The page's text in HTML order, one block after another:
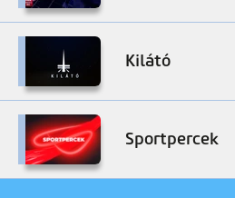
Kilátó
Sportpercek